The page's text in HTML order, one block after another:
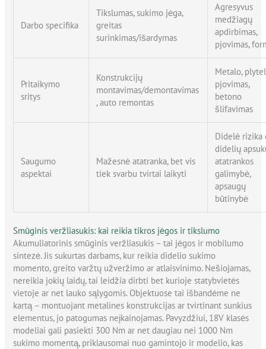
Darbo specifika
Tikslumas, sukimo jėga,
greitas
surinkimas/išardymas
Agresyvus
medžiagų
apdirbimas,
pjovimas,
Pritaikymo
sritys
Konstrukcijų
montavimas/demontavimas
, auto remontas
Metalo,
pjovimas,
betono
šlifavimas
Saugumo
aspektai
Mažesnė atatranka, bet vis
tiek svarbu tvirtai laikyti
Didelė rizika
didelių
atatrankos
galimybė,
apsaugų
būtinybė
Smūginis veržliasukis: kai reikia tikros jėgos ir tikslumo
Akumuliatorinis smūginis veržliasukis – tai jėgos ir mobilumo
sintezė. Jis sukurtas darbams, kur reikia didelio sukimo
momento, greito varžtų užveržimo ar atlaisvinimo. Nešiojamas,
nereikia jokių laidų, tai leidžia dirbti bet kurioje statybvietės
vietoje ar net lauko sąlygomis. Objektuose tai išbandėme ne
kartą – montuojant metalines konstrukcijas ar tvirtinant sunkius
elementus, jo patogumas neįkainojamas. Pavyzdžiui, 18V klasės
modeliai gali pasiekti 300 Nm ar net daugiau nei 1000 Nm
sukimo momentą, priklausomai nuo gamintojo ir modelio, kas